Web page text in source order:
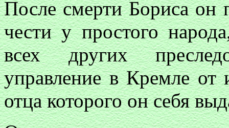
После смерти Бориса он
чести у простого
всех других
управление в Кремле от
отца которого он себя